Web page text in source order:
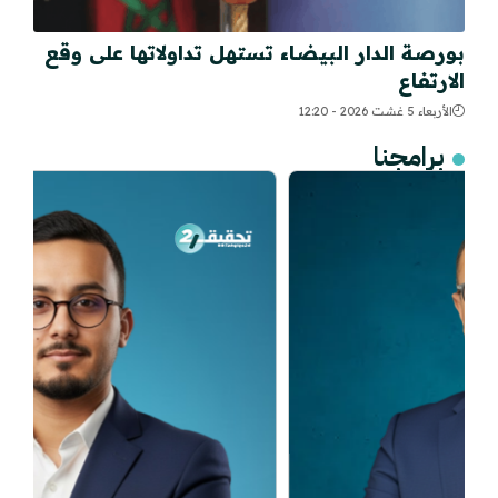
بورصة الدار البيضاء تستهل تداولاتها على وقع
الارتفاع
الأربعاء 5 غشت 2026 - 12:20
برامجنا